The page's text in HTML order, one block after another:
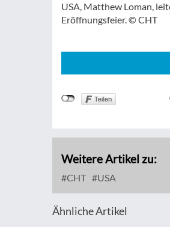
USA, Matthew Loman,
Eröffnungsfeier. © CHT
Weitere Artikel zu:
CHT USA
Ähnliche Artikel